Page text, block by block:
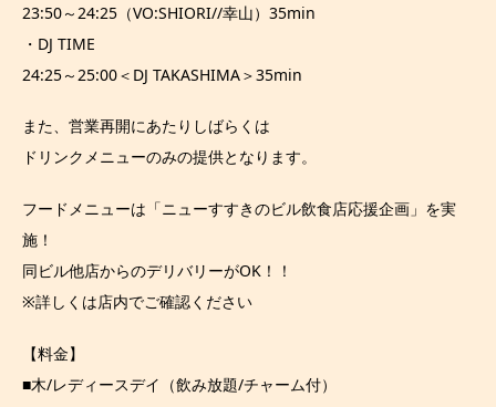
23:50～24:25（VO:SHIORI//幸山）35min
・DJ TIME
24:25～25:00＜DJ TAKASHIMA＞35min
また、営業再開にあたりしばらくは
ドリンクメニューのみの提供となります。
フードメニューは「ニューすすきのビル飲食店応援企画」を実
施！
同ビル他店からのデリバリーがOK！！
※詳しくは店内でご確認ください
【料金】
■木/レディースデイ（飲み放題/チャーム付）